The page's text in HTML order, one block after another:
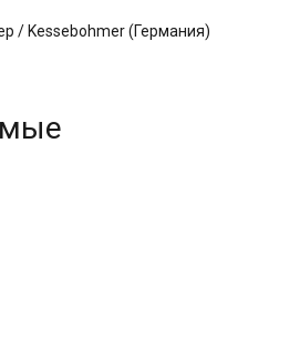
/ Kessebohmer (Германия)